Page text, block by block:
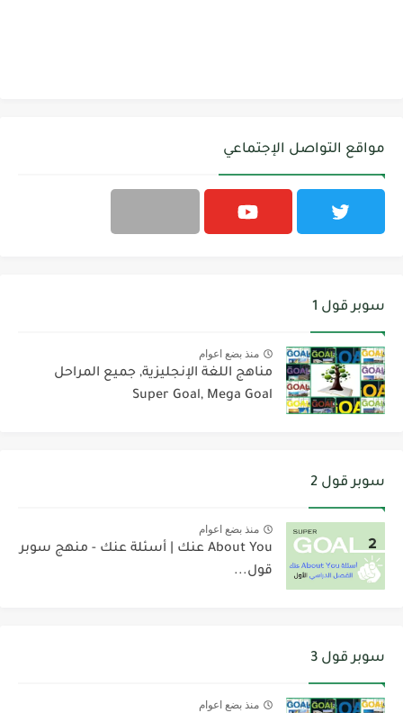
مواقع التواصل الإجتماعي
سوبر قول 1
منذ بضع اعوام
مناهج اللغة الإنجليزية, جميع المراحل
Super Goal, Mega Goal
سوبر قول 2
منذ بضع اعوام
About You عنك | أسئلة عنك - منهج سوبر
قول...
سوبر قول 3
منذ بضع اعوام